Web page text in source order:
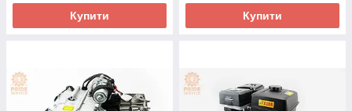
Купити Купити